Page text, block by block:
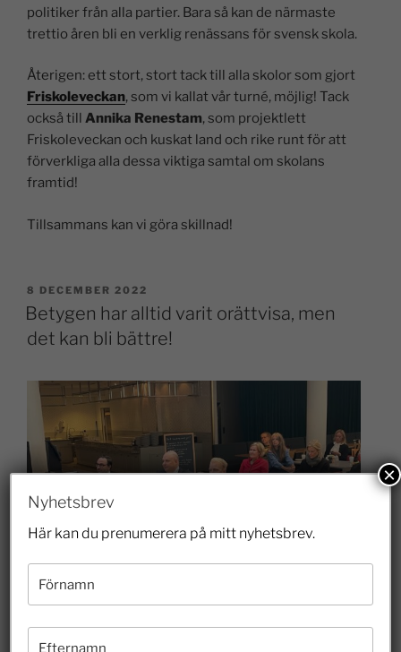
politiker från alla partier. Bara så kan de närmaste
trettio åren bli en verklig renässans för svensk skola.
Återigen: ett stort, stort tack till alla skolor som gjort
Friskoleveckan, som vi kallat vår turné, möjlig! Tack
också till Annika Renestam, som projektlett
Friskoleveckan och kuskat land och rike runt för att
förverkliga alla dessa viktiga samtal om skolans
framtid!
Tillsammans kan vi göra skillnad!
8 DECEMBER 2022
Betygen har alltid varit orättvisa, men
det kan bli bättre!
Nyhetsbrev
Här kan du prenumerera på mitt nyhetsbrev.
×